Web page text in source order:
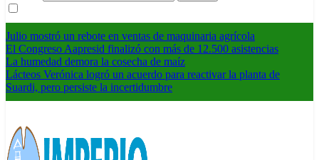
Julio mostró un rebote en ventas de maquinaria agrícola
El Congreso Aapresid finalizó con más de 12.500 asistencias
La humedad demora la cosecha de maíz
Lácteos Verónica logró un acuerdo para reactivar la planta de
Suardi, pero persiste la incertidumbre